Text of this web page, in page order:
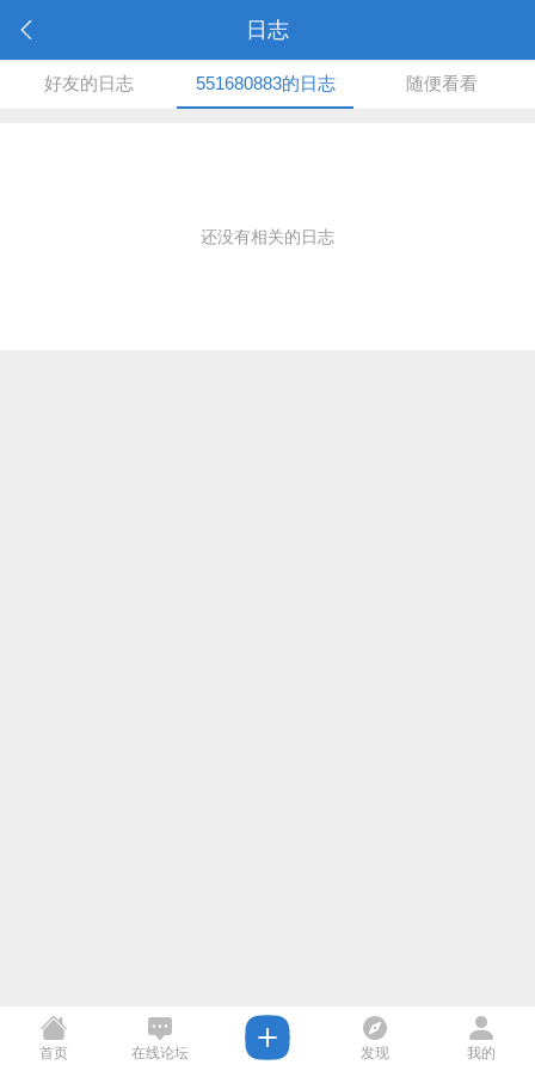
日志
好友的日志 551680883的日志 随便看看
还没有相关的日志
首页 在线论坛 发现 我的